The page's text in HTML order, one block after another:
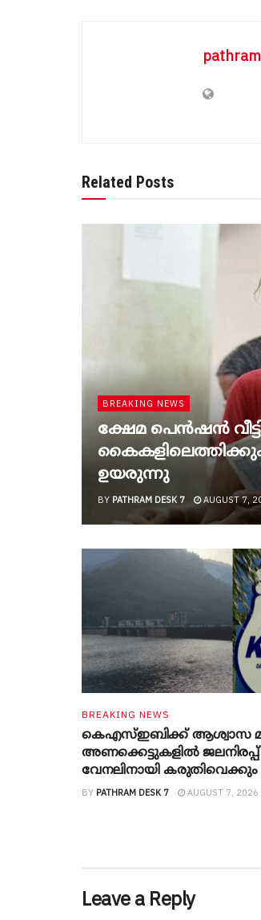
Related Posts
BREAKING NEWS
ക്ഷേമ പെൻഷൻ
ഉയരുന്നു
BY PATHRAM DESK 7 AUGUST 7,
BREAKING NEWS
കെഎസ്ഇബിക്ക് ആശ്വാസ
അണക്കെട്ടുകളിൽ
വേനലിനായി കരുതിവെക്കും
BY PATHRAM DESK 7 AUGUST 7, 2026
Leave a Reply